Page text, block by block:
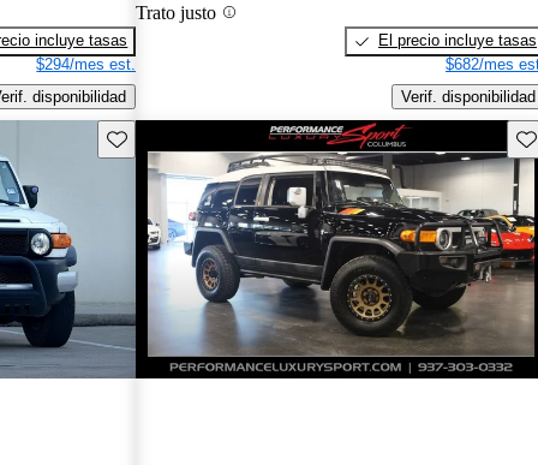
incluye tasas
$294/mes est.
disponibilidad
Trato justo
El precio incluye tasas
$682/mes
Verif. disponibilidad
Guarda este Aviso